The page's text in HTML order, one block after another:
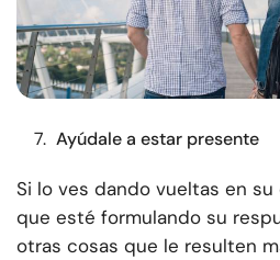
Ayúdale a estar presente
Si lo ves dando vueltas en
que esté formulando su
otras cosas que le resulten